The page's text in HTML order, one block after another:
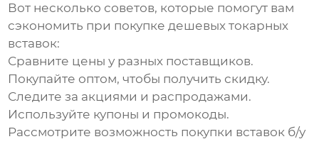
Вот несколько советов, которые помогут вам
сэкономить при покупкедешевых токарных
вставок:
Сравните цены у разных поставщиков.
Покупайте оптом, чтобы получить скидку.
Следите за акциями и распродажами.
Используйте купоны и промокоды.
Рассмотрите возможность покупки вставок б/у